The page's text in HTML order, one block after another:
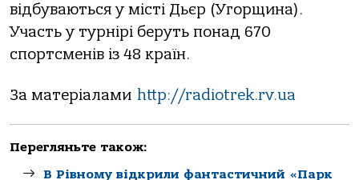
відбуваються у місті Дьєр (Угорщина).
Участь у турнірі беруть понад 670
спортсменів із 48 країн.
За матеріалами http://radiotrek.rv.ua
Перегляньте також:
В Рівному відкрили фантастичний «Парк